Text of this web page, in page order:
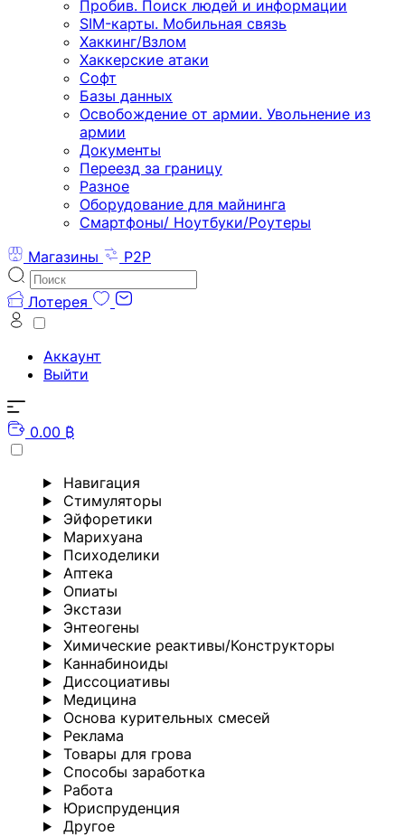
Пробив. Поиск людей и информации
SIM-карты. Мобильная связь
Хаккинг/Взлом
Хаккерские атаки
Софт
Базы данных
Освобождение от армии. Увольнение из
армии
Документы
Переезд за границу
Разное
Оборудование для майнинга
Смартфоны/ Ноутбуки/Роутеры
Магазины
P2P
Лотерея
Аккаунт
Выйти
0.00 ₿
Навигация
Стимуляторы
Эйфоретики
Марихуана
Психоделики
Аптека
Опиаты
Экстази
Энтеогены
Химические реактивы/Конструкторы
Каннабиноиды
Диссоциативы
Медицина
Основа курительных смесей
Реклама
Товары для грова
Способы заработка
Работа
Юриспруденция
Другoе